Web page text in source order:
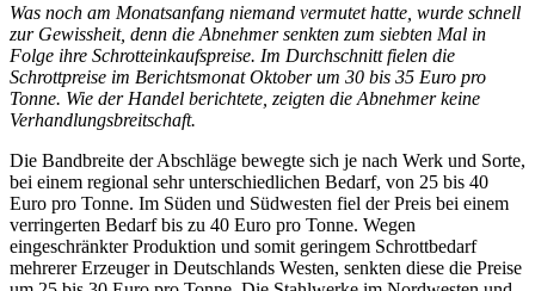
Was noch am Monatsanfang niemand vermutet hatte, wurde schnell
zur Gewissheit, denn die Abnehmer senkten zum siebten Mal in
Folge ihre Schrotteinkaufspreise. Im Durchschnitt fielen die
Schrottpreise im Berichtsmonat Oktober um 30 bis 35 Euro pro
Tonne. Wie der Handel berichtete, zeigten die Abnehmer keine
Verhandlungsbreitschaft.
Die Bandbreite der Abschläge bewegte sich je nach Werk und Sorte,
bei einem regional sehr unterschiedlichen Bedarf, von 25 bis 40
Euro pro Tonne. Im Süden und Südwesten fiel der Preis bei einem
verringerten Bedarf bis zu 40 Euro pro Tonne. Wegen
eingeschränkter Produktion und somit geringem Schrottbedarf
mehrerer Erzeuger in Deutschlands Westen, senkten diese die Preise